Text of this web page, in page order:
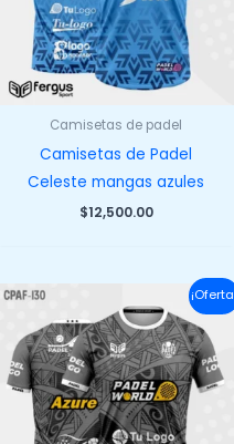
Camisetas de padel
Camisetas de Padel
Celeste mangas azules
$12,500.00